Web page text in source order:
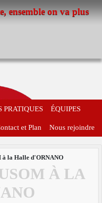
ensemble on va plus
PRATIQUES ÉQUIPES
et Plan Nous rejoindre
à la Halle d'ORNANO
À LA